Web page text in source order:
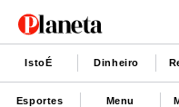
IstoÉ Dinheiro
Esportes Menu